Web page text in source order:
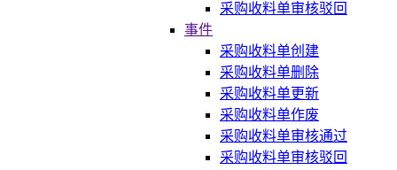
采购收料单审核驳回
事件
采购收料单创建
采购收料单删除
采购收料单更新
采购收料单作废
采购收料单审核通过
采购收料单审核驳回